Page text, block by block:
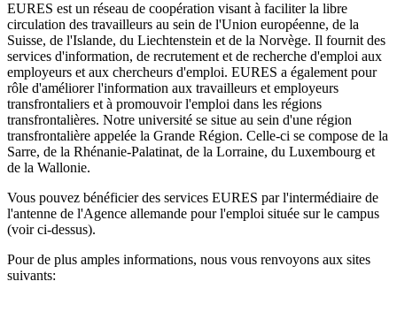
EURES est un réseau de coopération visant à faciliter la libre
circulation des travailleurs au sein de l'Union européenne, de la
Suisse, de l'Islande, du Liechtenstein et de la Norvège. Il fournit des
services d'information, de recrutement et de recherche d'emploi aux
employeurs et aux chercheurs d'emploi. EURES a également pour
rôle d'améliorer l'information aux travailleurs et employeurs
transfrontaliers et à promouvoir l'emploi dans les régions
transfrontalières. Notre université se situe au sein d'une région
transfrontalière appelée la Grande Région. Celle-ci se compose de la
Sarre, de la Rhénanie-Palatinat, de la Lorraine, du Luxembourg et
de la Wallonie.
Vous pouvez bénéficier des services EURES par l'intermédiaire de
l'antenne de l'Agence allemande pour l'emploi située sur le campus
(voir ci-dessus).
Pour de plus amples informations, nous vous renvoyons aux sites
suivants: